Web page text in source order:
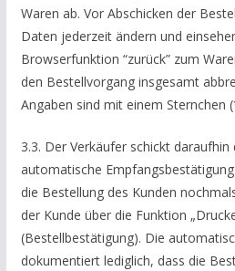
Waren ab. Vor Abschicken der
Daten jederzeit ändern und
Browserfunktion “zurück” zum
den Bestellvorgang insgesamt
Angaben sind mit einem Sternchen
3.3. Der Verkäufer schickt daraufhin
automatische
die Bestellung des Kunden
der Kunde über die Funktion
(Bestellbestätigung). Die
dokumentiert lediglich, dass die